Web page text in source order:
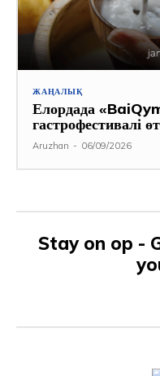
ЖАҢАЛЫҚ
Елордада
гастрофестивалі
Aruzhan - 06/09/2026
Stay on op -